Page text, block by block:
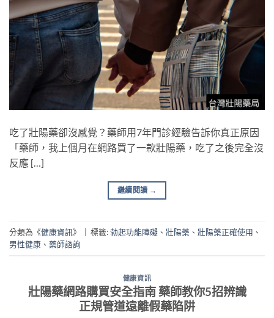
吃了壯陽藥卻沒感覺？藥師用7年門診經驗告訴你真正原因
「藥師，我上個月在網路買了一款壯陽藥，吃了之後完全沒
反應 […]
繼續閱讀 →
分類為《健康資訊》 標籤:勃起功能障礙 、 壯陽藥 、 壯陽藥正確使用 、
男性健康 、 藥師諮詢
健康資訊
壯陽藥網路購買安全指南 藥師教你5招辨識
正規管道遠離假藥陷阱